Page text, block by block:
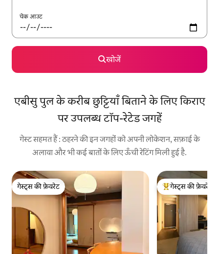
चेक आउट
खोजें
एबीसु पुल के करीब छुट्टियाँ बिताने के लिए किराए
पर उपलब्ध टॉप-रेटेड जगहें
गेस्ट सहमत हैं : ठहरने की इन जगहों को अपनी लोकेशन, सफ़ाई के
अलावा और भी कई बातों के लिए ऊँची रेटिंग मिली हुई है.
गेस्ट्स की फ़ेवरेट
गेस्ट्स की फ़ेवरेट
गेस्ट्स का टॉप फ़ेवरेट
गेस्ट्स की फ़ेवरेट